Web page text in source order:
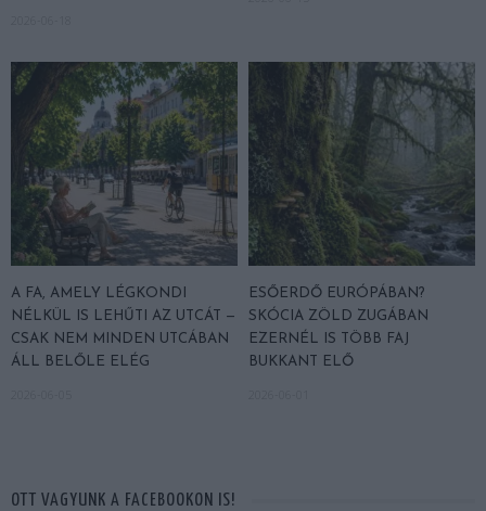
A FA, AMELY LÉGKONDI
NÉLKÜL IS LEHŰTI AZ UTCÁT —
CSAK NEM MINDEN UTCÁBAN
ÁLL BELŐLE ELÉG
ESŐERDŐ EURÓPÁBAN?
SKÓCIA ZÖLD ZUGÁBAN
EZERNÉL IS TÖBB FAJ
BUKKANT ELŐ
OTT VAGYUNK A FACEBOOKON IS!